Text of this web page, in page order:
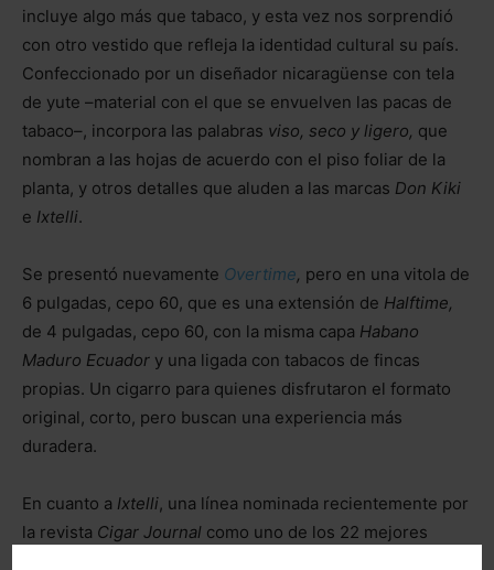
incluye algo más que tabaco, y esta vez nos sorprendió
con otro vestido que refleja la identidad cultural su país.
Confeccionado por un diseñador nicaragüense con tela
de yute –material con el que se envuelven las pacas de
tabaco–, incorpora las palabras viso, seco y ligero, que
nombran a las hojas de acuerdo con el piso foliar de la
planta, y otros detalles que aluden a las marcas Don Kiki
e Ixtelli.
Se presentó nuevamente Overtime pero en una vitola de
6 pulgadas, cepo 60, que es una extensión de Halftime,
de 4 pulgadas, cepo 60, con la misma capa Habano
Maduro Ecuador y una ligada con tabacos de fincas
propias. Un cigarro para quienes disfrutaron el formato
original, corto, pero buscan una experiencia más
duradera.
En cuanto a Ixtelli, una línea nominada recientemente por
la revista Cigar Journal como uno de los 22 mejores